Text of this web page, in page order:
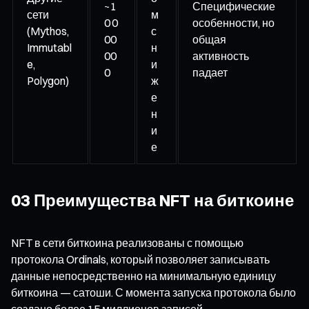
сети
(Mythos,
Immutabl
e,
Polygon)
~1
0 0
00
00
0
м
с
н
и
ж
е
н
и
е
Специфические
особенности, но
общая
активность
падает
03 Преимущества NFT на биткоине
NFT в сети биткоина реализованы с помощью
протокола Ordinals, который позволяет записывать
данные непосредственно на минимальную единицу
биткоина — сатоши. С момента запуска протокола было